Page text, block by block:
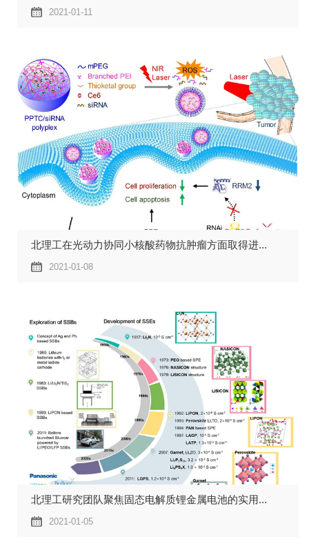
2021-01-11
北理工在光动力协同小核酸药物抗肿瘤方面取得进...
2021-01-08
北理工研究团队聚焦固态电解质锂金属电池的实用...
2021-01-05